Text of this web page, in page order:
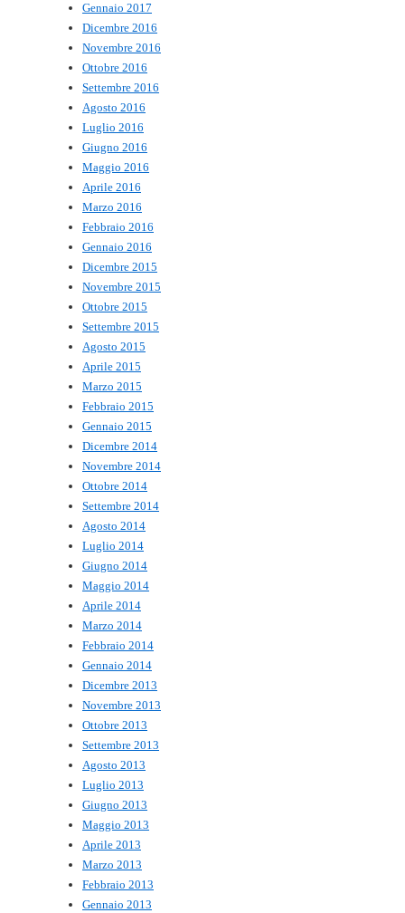
Gennaio 2017
Dicembre 2016
Novembre 2016
Ottobre 2016
Settembre 2016
Agosto 2016
Luglio 2016
Giugno 2016
Maggio 2016
Aprile 2016
Marzo 2016
Febbraio 2016
Gennaio 2016
Dicembre 2015
Novembre 2015
Ottobre 2015
Settembre 2015
Agosto 2015
Aprile 2015
Marzo 2015
Febbraio 2015
Gennaio 2015
Dicembre 2014
Novembre 2014
Ottobre 2014
Settembre 2014
Agosto 2014
Luglio 2014
Giugno 2014
Maggio 2014
Aprile 2014
Marzo 2014
Febbraio 2014
Gennaio 2014
Dicembre 2013
Novembre 2013
Ottobre 2013
Settembre 2013
Agosto 2013
Luglio 2013
Giugno 2013
Maggio 2013
Aprile 2013
Marzo 2013
Febbraio 2013
Gennaio 2013